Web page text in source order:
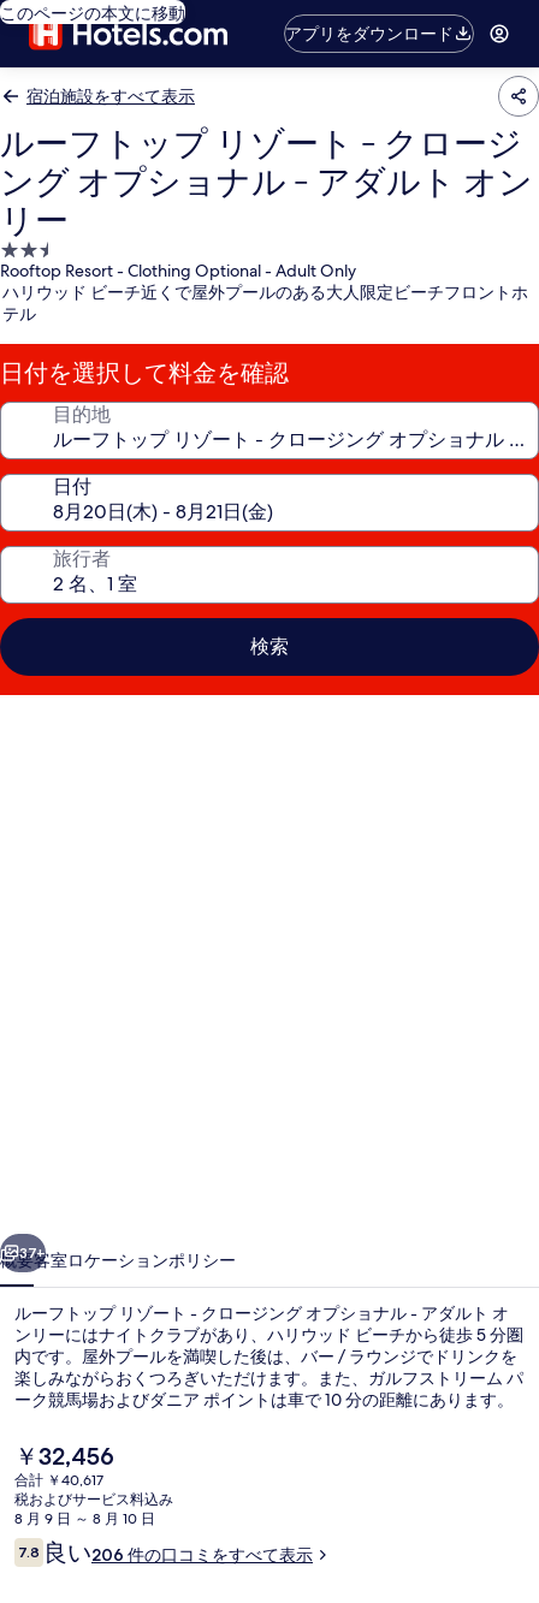
このページの本文に移動
アプリをダウンロード
宿泊施設をすべて表示
ルーフトップ リゾート - クロージ
ング オプショナル - アダルト オン
リー
2.5
つ
星
宿
泊
施
設
Rooftop Resort - Clothing Optional - Adult Only
ハリウッド ビーチ近くで屋外プールのある大人限定ビーチフロントホ
テル
日付を選択して料金を確認
目的地
日付
旅行者
検索
ゾ
ー
ト
ク
ロ
ー
ジ
ン
37+
概要客室ロケーションポリシー
ルーフトップ リゾート - クロージング オプショナル - アダルト オ
ンリーにはナイトクラブがあり、ハリウッド ビーチから徒歩 5 分圏
内です。屋外プールを満喫した後は、バー / ラウンジでドリンクを
楽しみながらおくつろぎいただけます。また、ガルフストリーム パ
ーク競馬場およびダニア ポイントは車で 10 分の距離にあります。
現
在
の
料
金
は
￥32,456
合計 ￥40,617
税およびサービス料込み
8 月 9 日 ～ 8 月 10 日
口
コ
7.810段階中7.8
良い206 件の口コミをすべて表示